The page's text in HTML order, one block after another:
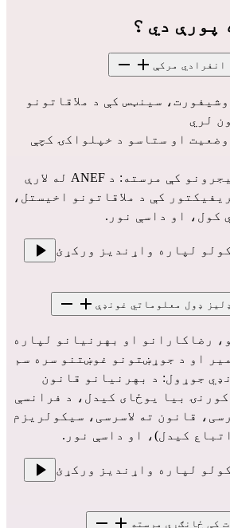
پورې دي ؟
لري
کول، او داسې نور.
لپاره واړندیز ورکړئ
ډول معلوماتي غونډې
رضاکارانو او بهرنیانو لپاره
کیدل)، او داسې نور.
لپاره واړندیز ورکړئ
کې ځانګړې مرسته